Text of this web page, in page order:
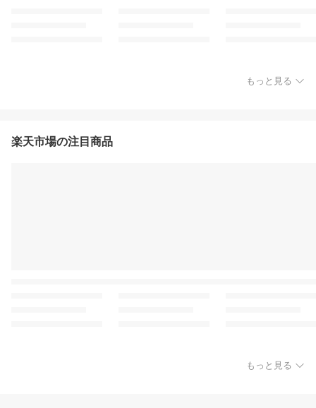
もっと見る
楽天市場の注目商品
もっと見る